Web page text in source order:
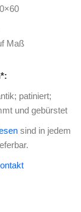
Maß
patiniert;
und gebürstet
sind in jedem